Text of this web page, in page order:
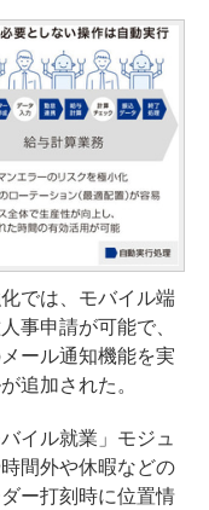
では、モバイル端
事申請が可能で、
ール通知機能を実
追加された。
イル就業」モジュ
間外や休暇などの
ー打刻時に位置情